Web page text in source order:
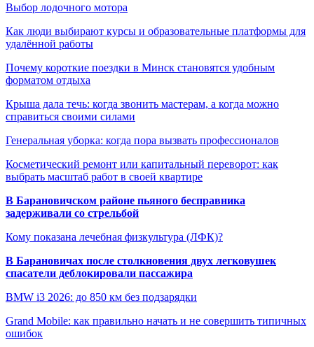
Выбор лодочного мотора
Как люди выбирают курсы и образовательные платформы для
удалённой работы
Почему короткие поездки в Минск становятся удобным
форматом отдыха
Крыша дала течь: когда звонить мастерам, а когда можно
справиться своими силами
Генеральная уборка: когда пора вызвать профессионалов
Косметический ремонт или капитальный переворот: как
выбрать масштаб работ в своей квартире
В Барановичском районе пьяного бесправника
задерживали со стрельбой
Кому показана лечебная физкультура (ЛФК)?
В Барановичах после столкновения двух легковушек
спасатели деблокировали пассажира
BMW i3 2026: до 850 км без подзарядки
Grand Mobile: как правильно начать и не совершить типичных
ошибок